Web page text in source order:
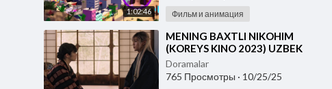
1:02:46 Фильм и анимация
⁣MENING BAXTLI NIKOHIM
(KOREYS KINO 2023) UZBEK
TILIDA
Doramalar
765 Просмотры · 10/25/25